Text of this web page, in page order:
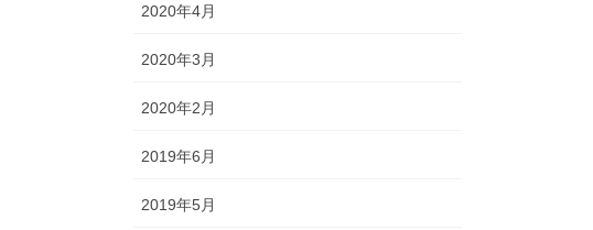
2020年4月
2020年3月
2020年2月
2019年6月
2019年5月